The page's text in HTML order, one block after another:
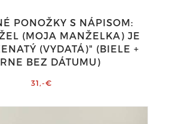
PONOŽKY S NÁPISOM:
(MOJA MANŽELKA) JE
(VYDATÁ)" (BIELE +
BEZ DÁTUMU)
31,-€